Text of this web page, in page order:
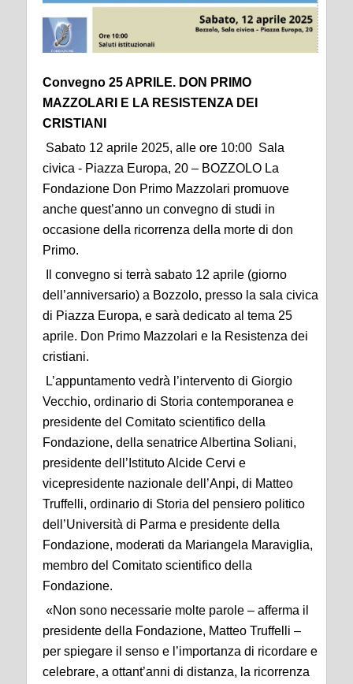
Convegno 25 APRILE. DON PRIMO
MAZZOLARI E LA RESISTENZA DEI
CRISTIANI
Sabato 12 aprile 2025, alle ore 10:00 Sala
civica - Piazza Europa, 20 – BOZZOLO La
Fondazione Don Primo Mazzolari promuove
anche quest’anno un convegno di studi in
occasione della ricorrenza della morte di don
Primo.
Il convegno si terrà sabato 12 aprile (giorno
dell’anniversario) a Bozzolo, presso la sala civica
di Piazza Europa, e sarà dedicato al tema 25
aprile. Don Primo Mazzolari e la Resistenza dei
cristiani.
L’appuntamento vedrà l’intervento di Giorgio
Vecchio, ordinario di Storia contemporanea e
presidente del Comitato scientifico della
Fondazione, della senatrice Albertina Soliani,
presidente dell’Istituto Alcide Cervi e
vicepresidente nazionale dell’Anpi, di Matteo
Truffelli, ordinario di Storia del pensiero politico
dell’Università di Parma e presidente della
Fondazione, moderati da Mariangela Maraviglia,
membro del Comitato scientifico della
Fondazione.
«Non sono necessarie molte parole – afferma il
presidente della Fondazione, Matteo Truffelli –
per spiegare il senso e l’importanza di ricordare e
celebrare, a ottant’anni di distanza, la ricorrenza